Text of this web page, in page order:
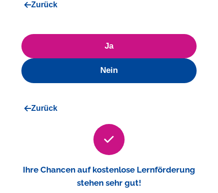
Zurück
Ja
Nein
Zurück
Ihre Chancen auf kostenlose Lernförderung
stehen sehr gut!